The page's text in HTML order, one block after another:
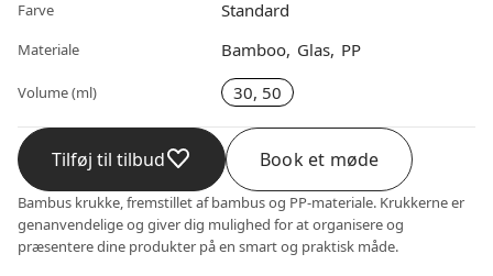
Farve Standard
Materiale Bamboo Glas PP
Volume (ml) 30, 50
Tilføj til tilbud Book et møde
Bambus krukke, fremstillet af bambus og PP-materiale. Krukkerne er
genanvendelige og giver dig mulighed for at organisere og
præsentere dine produkter på en smart og praktisk måde.